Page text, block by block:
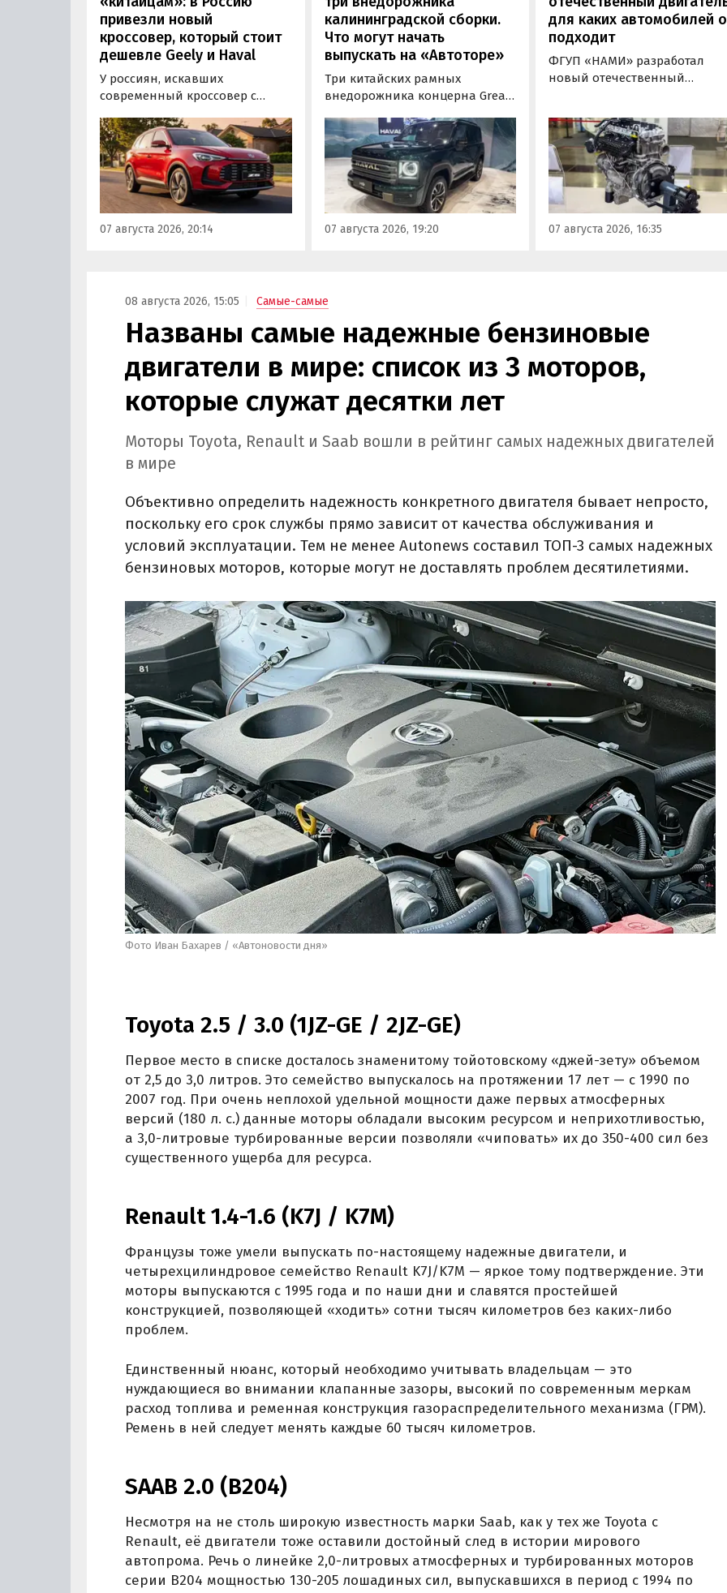
привезли новый
кроссовер, который стоит
дешевле Geely и Haval
У россиян, искавших
современный кроссовер с
доступной цене, теперь есть
еще один вариант с китайского
рынка — MG ZS. В Китае он
стоит от 900 000 рублей по
текущему курсу, а в РФ с учетом
всех расходов за него нужно
отдать минимум 1 500 000
07 августа 2026, 20:14
калининградской сборки.
Что могут начать
выпускать на «Автоторе»
Три китайских рамных
внедорожника концерна Great
калининградском заводе
«Автотор». Речь о Haval H9,
Tank 400 и Tank 500, которые
успешно прошли
сертификацию и получили
Одобрения типа
транспортного средства (ОТТС).
07 августа 2026, 19:20
для каких автомобилей
подходит
ФГУП «НАМИ» разработал
новый отечественный
получивший индекс 414320.
Корреспонденту
«Автоновостей дня» удалось
лично ознакомиться с
новинкой на выставке
«Иннопром» в
07 августа 2026, 16:35
08 августа 2026, 15:05 Самые-самые
Названы самые надежные бензиновые
двигатели в мире: список из 3 моторов,
которые служат десятки лет
Моторы Toyota, Renault и Saab вошли в рейтинг самых надежных двигателей
в мире
Объективно определить надежность конкретного двигателя бывает непросто,
поскольку его срок службы прямо зависит от качества обслуживания и
условий эксплуатации. Тем не менее Autonews составил ТОП-3 самых надежных
бензиновых моторов, которые могут не доставлять проблем десятилетиями.
Фото Иван Бахарев / «Автоновости дня»
Toyota 2.5 / 3.0 (1JZ-GE / 2JZ-GE)
Первое место в списке досталось знаменитому тойотовскому «джей-зету» объемом
от 2,5 до 3,0 литров. Это семейство выпускалось на протяжении 17 лет — с 1990 по
2007 год. При очень неплохой удельной мощности даже первых атмосферных
версий (180 л. с.) данные моторы обладали высоким ресурсом и неприхотливостью,
а 3,0-литровые турбированные версии позволяли «чиповать» их до 350-400 сил без
существенного ущерба для ресурса.
Renault 1.4-1.6 (K7J / K7M)
Французы тоже умели выпускать по-настоящему надежные двигатели, и
четырехцилиндровое семейство Renault K7J/K7M — яркое тому подтверждение. Эти
моторы выпускаются с 1995 года и по наши дни и славятся простейшей
конструкцией, позволяющей «ходить» сотни тысяч километров без каких-либо
проблем.
Единственный нюанс, который необходимо учитывать владельцам — это
нуждающиеся во внимании клапанные зазоры, высокий по современным меркам
расход топлива и ременная конструкция газораспределительного механизма (ГРМ).
Ремень в ней следует менять каждые 60 тысяч километров.
SAAB 2.0 (B204)
Несмотря на не столь широкую известность марки Saab, как у тех же Toyota с
Renault, её двигатели тоже оставили достойный след в истории мирового
автопрома. Речь о линейке 2,0-литровых атмосферных и турбированных моторов
серии B204 мощностью 130-205 лошадиных сил, выпускавшихся в период с 1994 по